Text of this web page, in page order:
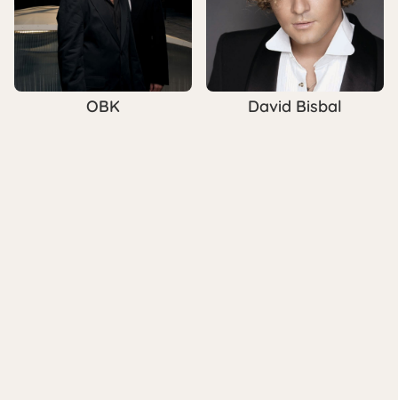
OBK David Bisbal